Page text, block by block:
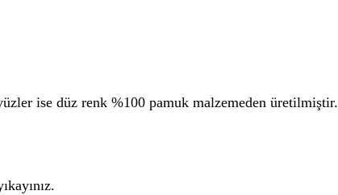
ise düz renk %100 pamuk malzemeden üretilmiştir.